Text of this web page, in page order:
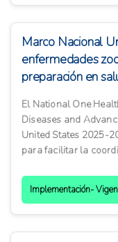
Marco Nacional
enfermedades
preparación en
El National One
Diseases and
United States 2025-
para facilitar la
Implementación-